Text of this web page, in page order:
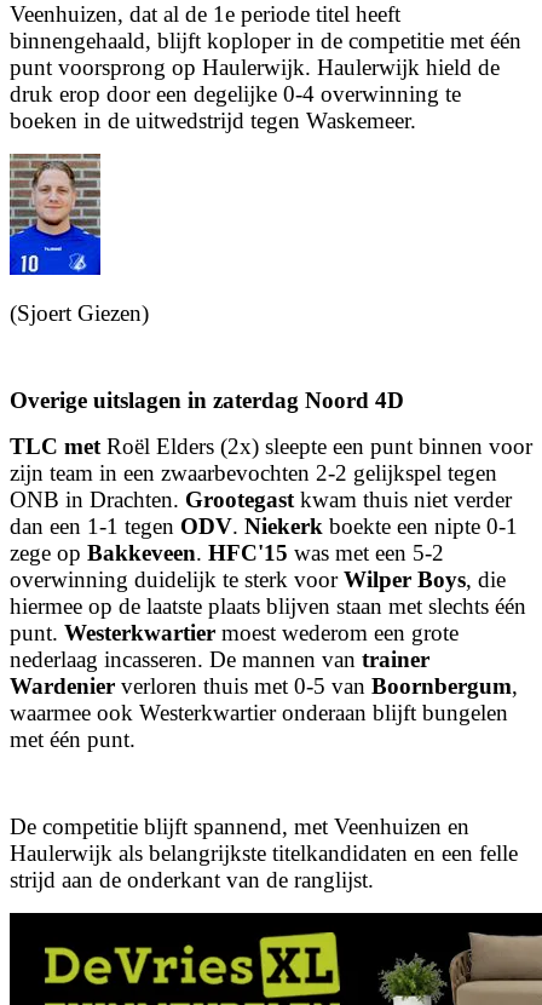
Veenhuizen, dat al de 1e periode titel heeft
binnengehaald, blijft koploper in de competitie met één
punt voorsprong op Haulerwijk. Haulerwijk hield de
druk erop door een degelijke 0-4 overwinning te
boeken in de uitwedstrijd tegen Waskemeer.
(Sjoert Giezen)
Overige uitslagen in zaterdag Noord 4D
TLC met Roël Elders (2x) sleepte een punt binnen voor
zijn team in een zwaarbevochten 2-2 gelijkspel tegen
ONB in Drachten. Grootegast kwam thuis niet verder
dan een 1-1 tegen ODV. Niekerk boekte een nipte 0-1
zege op Bakkeveen. HFC'15 was met een 5-2
overwinning duidelijk te sterk voorWilper Boys, die
hiermee op de laatste plaats blijven staan met slechts één
punt. Westerkwartier moest wederom een grote
nederlaag incasseren. De mannen van trainer
Wardenier verloren thuis met 0-5 van Boornbergum,
waarmee ook Westerkwartier onderaan blijft bungelen
met één punt.
De competitie blijft spannend, met Veenhuizen en
Haulerwijk als belangrijkste titelkandidaten en een felle
strijd aan de onderkant van de ranglijst.